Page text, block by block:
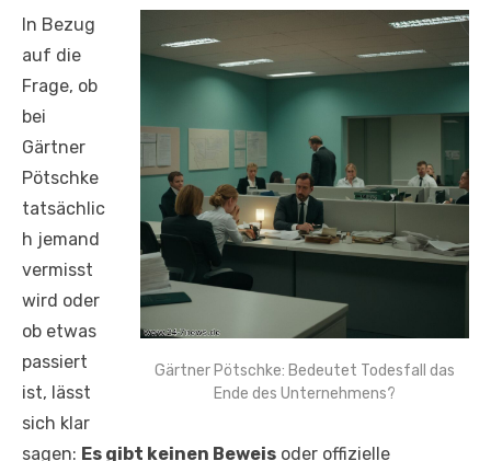
Gärtner Pötschke: Bedeutet Todesfall das
Ende des Unternehmens?
In Bezug
auf die
Frage, ob
bei
Gärtner
Pötschke
tatsächlic
h jemand
vermisst
wird oder
ob etwas
passiert
ist, lässt
sich klar
sagen: Es gibt keinen Beweis oder offizielle